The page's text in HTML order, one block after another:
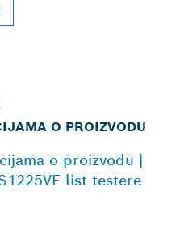
O PROIZVODU
o proizvodu |
list testere